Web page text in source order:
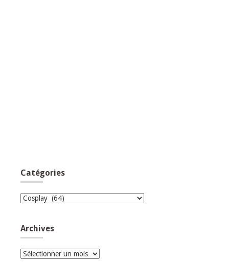
Catégories
Catégories
Archives
Archives